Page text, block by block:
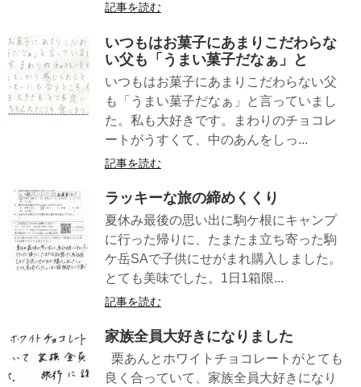
記事を読む
いつもはお菓子にあまりこだわらな
い父も「うまい菓子だなぁ」と
いつもはお菓子にあまりこだわらない父
も「うまい菓子だなぁ」と言っていまし
た。私も大好きです。まわりのチョコレ
ートがうすくて、中のあんをしっ...
記事を読む
ラッキーな旅の締めくくり
夏休み最後の思い出に駒ケ根にキャンプ
に行った帰りに、たまたま立ち寄った駒
ケ岳SAで子供にせがまれ購入しました。
とても美味でした。1日1箱限...
記事を読む
家族全員大好きになりました
栗あんとホワイトチョコレートがとても
良く合っていて、家族全員大好きになり